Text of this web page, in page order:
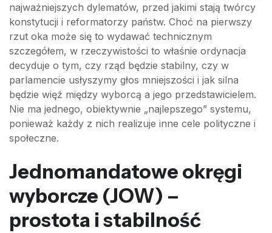
najważniejszych dylematów, przed jakimi stają twórcy
konstytucji i reformatorzy państw. Choć na pierwszy
rzut oka może się to wydawać technicznym
szczegółem, w rzeczywistości to właśnie ordynacja
decyduje o tym, czy rząd będzie stabilny, czy w
parlamencie usłyszymy głos mniejszości i jak silna
będzie więź między wyborcą a jego przedstawicielem.
Nie ma jednego, obiektywnie „najlepszego” systemu,
ponieważ każdy z nich realizuje inne cele polityczne i
społeczne.
Jednomandatowe okręgi
wyborcze (JOW) –
prostota i stabilność